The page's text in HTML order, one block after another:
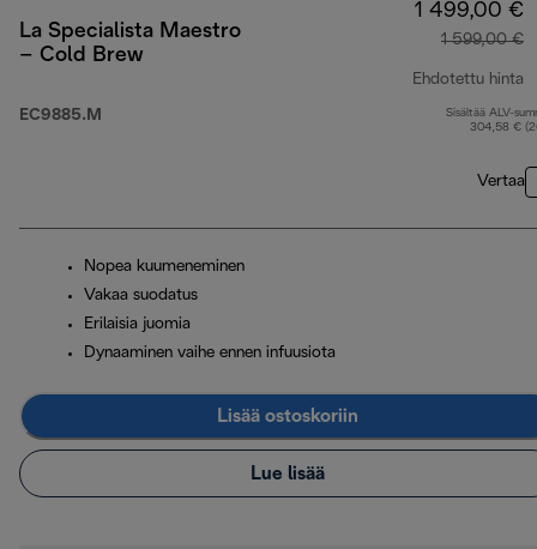
La Specialista Maestro
– Cold Brew
EC9885.M
1 499,00 €
1 599,00 €
Ehdotettu hinta
Sisältää ALV-
304,58 €
Vertaa
Nopea kuumeneminen
Vakaa suodatus
Erilaisia juomia
Dynaaminen vaihe ennen infuusiota
Lisää ostoskoriin
Lue lisää